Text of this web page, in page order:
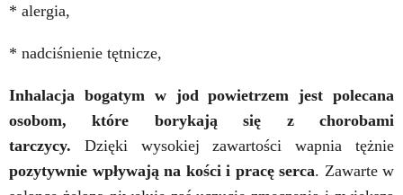
* alergia,
* nadciśnienie tętnicze,
Inhalacja bogatym w jod powietrzem jest polecana
osobom, które borykają się z chorobami
tarczycy. Dzięki wysokiej zawartości wapnia tężnie
pozytywnie wpływają na kości i pracę serca. Zawarte w